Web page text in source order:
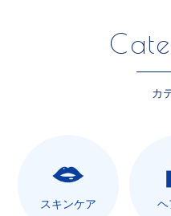
カ
スキンケア ヘ